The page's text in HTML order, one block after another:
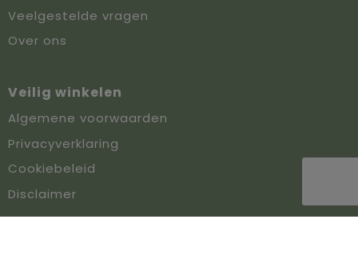
Veelgestelde vragen
Over ons
Veilig winkelen
Algemene voorwaarden
Privacyverklaring
Cookiebeleid
Disclaimer